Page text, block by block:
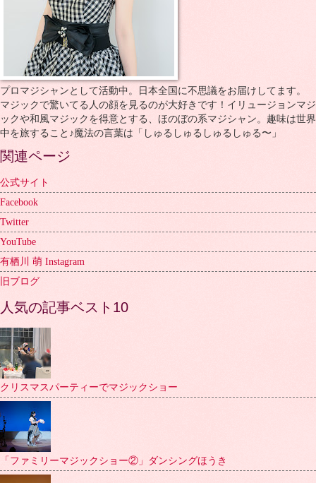
プロマジシャンとして活動中。日本全国に不思議をお届けしてます。
マジックで驚いてる人の顔を見るのが大好きです！イリュージョンマジ
ックや和風マジックを得意とする、ほのぼの系マジシャン。趣味は世界
中を旅すること♪魔法の言葉は「しゅるしゅるしゅるしゅる〜」
関連ページ
公式サイト
Facebook
Twitter
YouTube
有栖川 萌 Instagram
旧ブログ
人気の記事ベスト10
クリスマスパーティーでマジックショー
「ファミリーマジックショー②」ダンシングほうき